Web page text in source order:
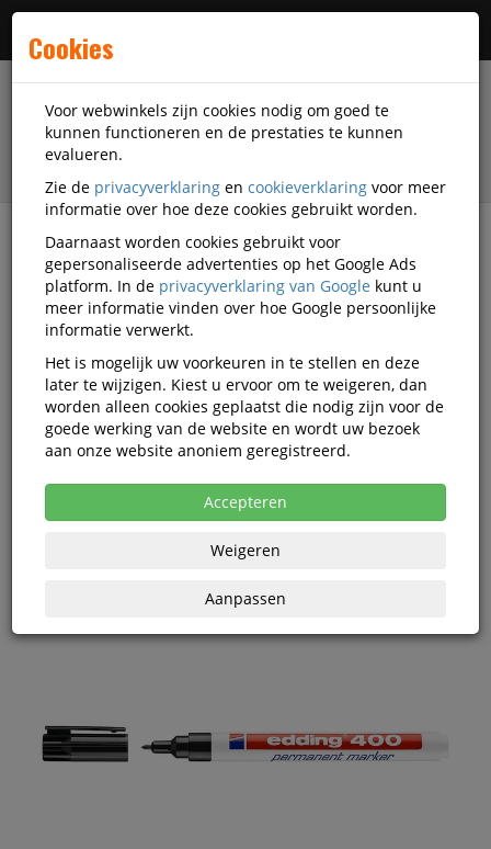
filter
Schrijfwaren Stiften Viltstiften
Edding
Q631001
Viltstift edding 400 rond zwart
1mm
Korting vanaf aankoop 2 eenheden, zieprijsoverzicht
Cookies
Voor webwinkels zijn cookies nodig om goed te
kunnen functioneren en de prestaties te kunnen
evalueren.
Zie de privacyverklaring en cookieverklaring voor meer
informatie over hoe deze cookies gebruikt worden.
Daarnaast worden cookies gebruikt voor
gepersonaliseerde advertenties op het Google Ads
platform. In de privacyverklaring van Google kunt u
meer informatie vinden over hoe Google persoonlijke
informatie verwerkt.
Het is mogelijk uw voorkeuren in te stellen en deze
later te wijzigen. Kiest u ervoor om te weigeren, dan
worden alleen cookies geplaatst die nodig zijn voor de
goede werking van de website en wordt uw bezoek
aan onze website anoniem geregistreerd.
Accepteren
Weigeren
Aanpassen